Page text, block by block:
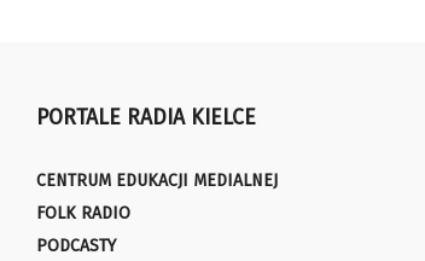
PORTALE RADIA KIELCE
CENTRUM EDUKACJI MEDIALNEJ
FOLK RADIO
PODCASTY